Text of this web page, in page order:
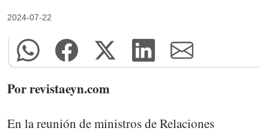
2024-07-22
Por revistaeyn.com
En la reunión de ministros de Relaciones